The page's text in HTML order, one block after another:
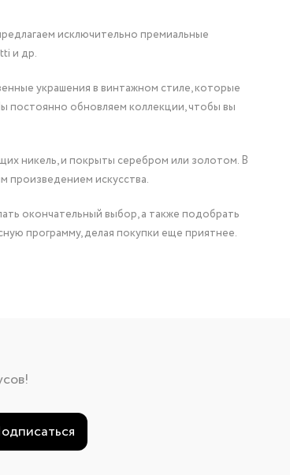
исключительно премиальные
и др.
украшения в винтажном стиле, которые
постоянно обновляем коллекции, чтобы вы
никель, и покрыты серебром или золотом. В
произведением искусства.
окончательный выбор, а также подобрать
программу, делая покупки еще приятнее.